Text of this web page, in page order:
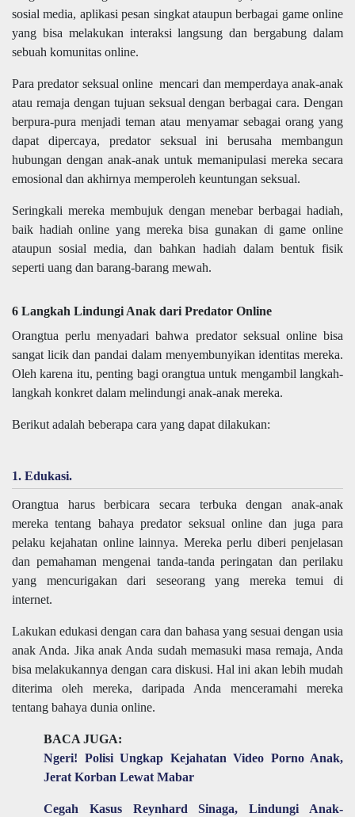
sosial media, aplikasi pesan singkat ataupun berbagai game online
yang bisa melakukan interaksi langsung dan bergabung dalam
sebuah komunitas online.
Para predator seksual online mencari dan memperdaya anak-anak
atau remaja dengan tujuan seksual dengan berbagai cara. Dengan
berpura-pura menjadi teman atau menyamar sebagai orang yang
dapat dipercaya, predator seksual ini berusaha membangun
hubungan dengan anak-anak untuk memanipulasi mereka secara
emosional dan akhirnya memperoleh keuntungan seksual.
Seringkali mereka membujuk dengan menebar berbagai hadiah,
baik hadiah online yang mereka bisa gunakan di game online
ataupun sosial media, dan bahkan hadiah dalam bentuk fisik
seperti uang dan barang-barang mewah.
6 Langkah Lindungi Anak dari Predator Online
Orangtua perlu menyadari bahwa predator seksual online bisa
sangat licik dan pandai dalam menyembunyikan identitas mereka.
Oleh karena itu, penting bagi orangtua untuk mengambil langkah-
langkah konkret dalam melindungi anak-anak mereka.
Berikut adalah beberapa cara yang dapat dilakukan:
1. Edukasi.
Orangtua harus berbicara secara terbuka dengan anak-anak
mereka tentang bahaya predator seksual online dan juga para
pelaku kejahatan online lainnya. Mereka perlu diberi penjelasan
dan pemahaman mengenai tanda-tanda peringatan dan perilaku
yang mencurigakan dari seseorang yang mereka temui di
internet.
Lakukan edukasi dengan cara dan bahasa yang sesuai dengan usia
anak Anda. Jika anak Anda sudah memasuki masa remaja, Anda
bisa melakukannya dengan cara diskusi. Hal ini akan lebih mudah
diterima oleh mereka, daripada Anda menceramahi mereka
tentang bahaya dunia online.
BACA JUGA:
Ngeri! Polisi Ungkap Kejahatan Video Porno Anak,
Jerat Korban Lewat Mabar
Cegah Kasus Reynhard Sinaga, Lindungi Anak-